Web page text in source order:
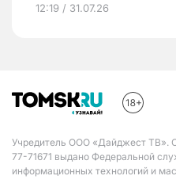
12:19 / 31.07.26
Учредитель ООО «Дайджест
77-71671 выдано Федеральной
информационных технологий и